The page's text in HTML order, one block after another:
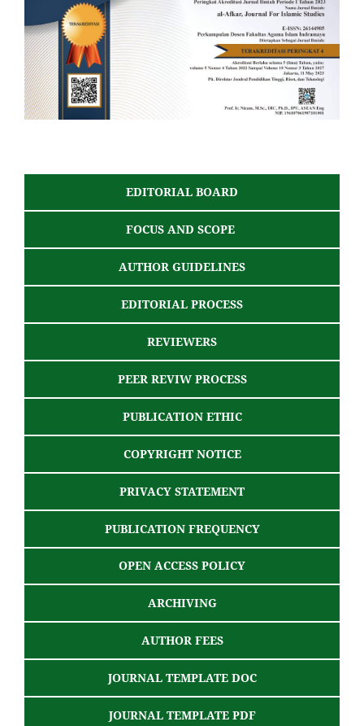
EDITORIAL BOARD
FOCUS AND SCOPE
AUTHOR GUIDELINES
EDITORIAL PROCESS
REVIEWERS
PEER REVIW PROCESS
PUBLICATION ETHIC
COPYRIGHT NOTICE
PRIVACY STATEMENT
PUBLICATION FREQUENCY
OPEN ACCESS POLICY
ARCHIVING
AUTHOR FEES
JOURNAL TEMPLATE DOC
JOURNAL TEMPLATE PDF